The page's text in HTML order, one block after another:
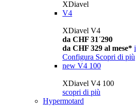
XDiavel
V4
XDiavel V4
da CHF 31´290
da CHF 329 al mese* i
Configura Scopri di più
new V4 100
XDiavel V4 100
scopri di più
Hypermotard